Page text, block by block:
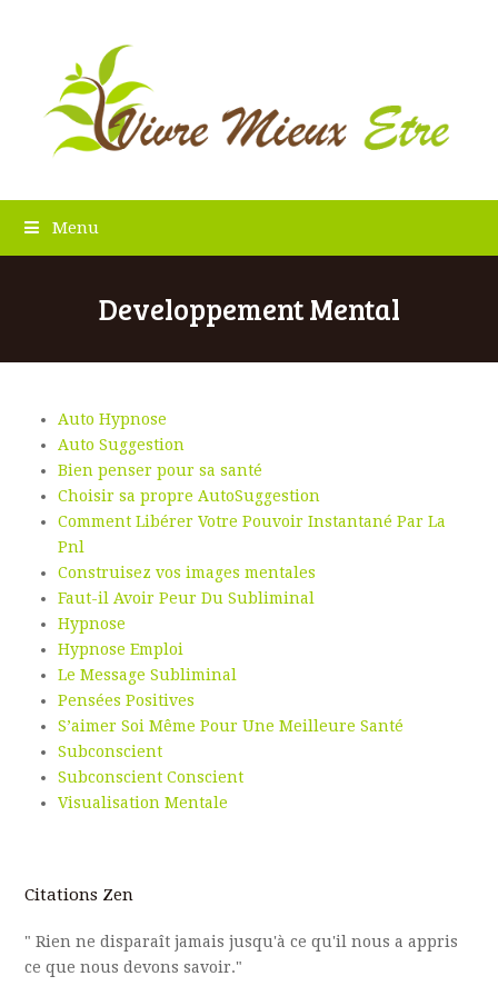
Menu
Developpement Mental
Auto Hypnose
Auto Suggestion
Bien penser pour sa santé
Choisir sa propre AutoSuggestion
Comment Libérer Votre Pouvoir Instantané Par La
Pnl
Construisez vos images mentales
Faut-il Avoir Peur Du Subliminal
Hypnose
Hypnose Emploi
Le Message Subliminal
Pensées Positives
S’aimer Soi Même Pour Une Meilleure Santé
Subconscient
Subconscient Conscient
Visualisation Mentale
Citations Zen
" Rien ne disparaît jamais jusqu'à ce qu'il nous a appris
ce que nous devons savoir."